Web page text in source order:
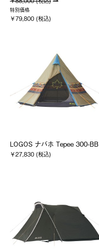
特別価格
￥79,800 (税込)
LOGOS ナバホ Tepee 300-BB
￥27,830 (税込)